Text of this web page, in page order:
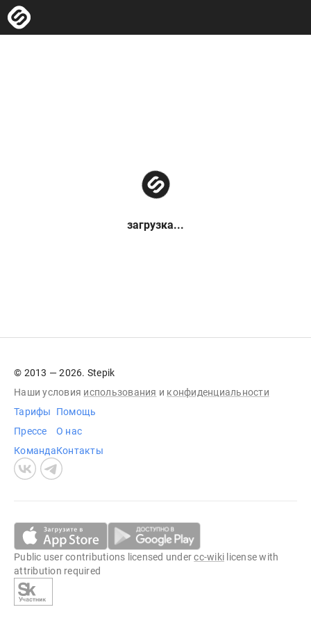
загрузка...
© 2013 — 2026. Stepik
Наши условия использования и конфиденциальности
Тарифы
Прессе
Команда
Помощь
О нас
Контакты
Public user contributions licensed undercc-wiki license with
attribution required